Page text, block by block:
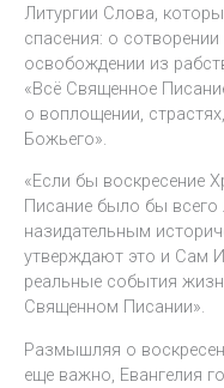
Литургии Слова,
спасения: о
освобождении из
«Всё Священное
о воплощении,
Божьего».
«Если бы воскресение
Писание было бы
назидательным
утверждают это и Сам
реальные события
Священном Писании».
Размышляя о
еще важно, Евангелия